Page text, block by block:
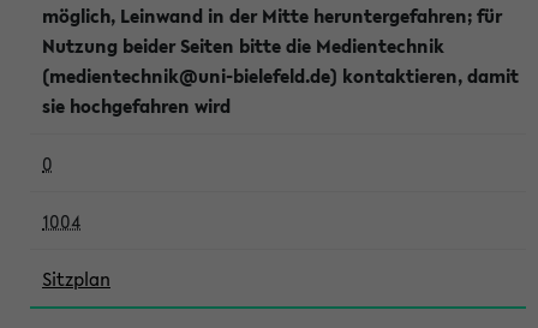
möglich, Leinwand in der Mitte heruntergefahren; für
Nutzung beider Seiten bitte die Medientechnik
(medientechnik@uni-bielefeld.de) kontaktieren, damit
sie hochgefahren wird
0
1004
Sitzplan